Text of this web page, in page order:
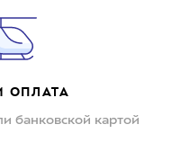
ОПЛАТА
банковской картой